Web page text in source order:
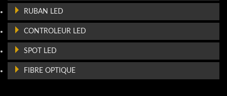
RUBAN LED
CONTROLEUR LED
SPOT LED
FIBRE OPTIQUE